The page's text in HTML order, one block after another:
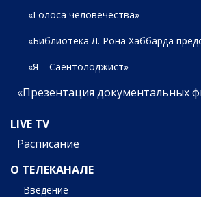
«Голоса человечества»
«Библиотека Л. Рона Хаббарда
«Я – Саентолоджист»
«Презентация документальных
LIVE TV
Расписание
О ТЕЛЕКАНАЛЕ
Введение